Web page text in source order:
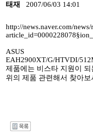
태재
2007/06/03 14:01
http://news.naver.com/
ASUS
EAH2900XT/G/HTVDI/
제품에는 비스타 지원이 되
위의 제품 관련해서 찾아